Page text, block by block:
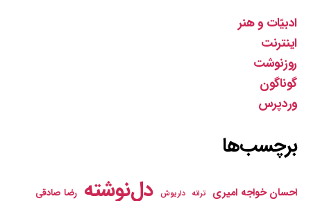
ادبیّات و هنر
اینترنت
روزنوشت
گوناگون
وردپرس
برچسب‌ها
احسان خواجه امیری ترانه داریوش دل‌نوشته رضا صادقی